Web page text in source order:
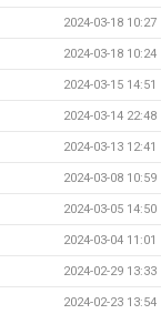
2024-03-18 10:27
2024-03-18 10:24
2024-03-15 14:51
2024-03-14 22:48
2024-03-13 12:41
2024-03-08 10:59
2024-03-05 14:50
2024-03-04 11:01
2024-02-29 13:33
2024-02-23 13:54